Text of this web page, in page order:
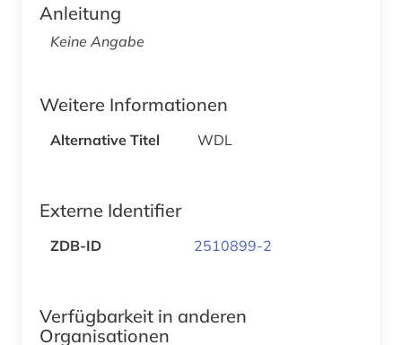
Anleitung
Keine Angabe
Weitere Informationen
Alternative Titel WDL
Externe Identifier
ZDB-ID 2510899-2
Verfügbarkeit in anderen
Organisationen